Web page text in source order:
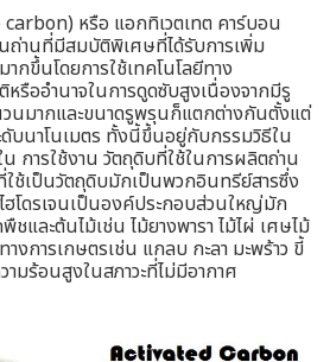
หรือ แอกทิเวตเทต คาร์บอน
านที่มีสมบัติพิเศษที่ได้รับการเพิ่ม
ขึ้นโดยการใช้เทคโนโลยีทาง
รืออํานาจในการดูดซับสูงเนื่องจากมีรู
นมากและขนาดรูพรุนก็แตกต่างกันตั้งแต่
ดับนาโนเมตร ทั้งนี้ขึ้นอยู่กับกรรมวิธีใน
การใช้งาน วัตถุดิบที่ใช้ในการผลิตถ่าน
ช้เป็นวัตถุดิบมักเป็นพวกอินทรีย์สารซึ่ง
ฮโดรเจนเป็นองค์ประกอบส่วนใหญ่มัก
ชและต้นไม้เช่น ไม้ยางพารา ไม้ไผ่ เศษไม้
งการเกษตรเช่น แกลบ กะลา มะพร้าว ขี้
ามร้อนสูงในสภาวะที่ไม่มีอากาศ